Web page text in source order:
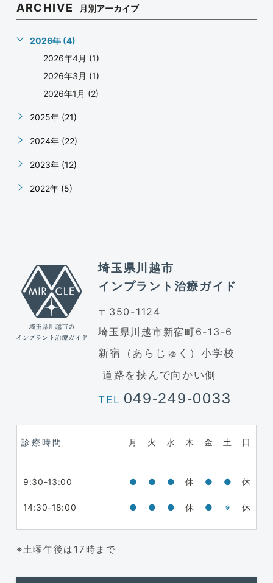
ARCHIVE 月別アーカイブ
2026年 (4)
2026年4月 (1)
2026年3月 (1)
2026年1月 (2)
2025年 (21)
2024年 (22)
2023年 (12)
2022年 (5)
埼玉県川越市
インプラント治療ガイド
〒350-1124
埼玉県川越市新宿町6-13-6
新宿（あらじゅく）小学校
道路を挟んで向かい側
TEL 049-249-0033
診療時間 月 火 水 木 金 土 日
9:30-13:00 ● ● ● 休 ● ● 休
14:30-18:00 ● ● ● 休 ● ※ 休
※土曜午後は17時まで